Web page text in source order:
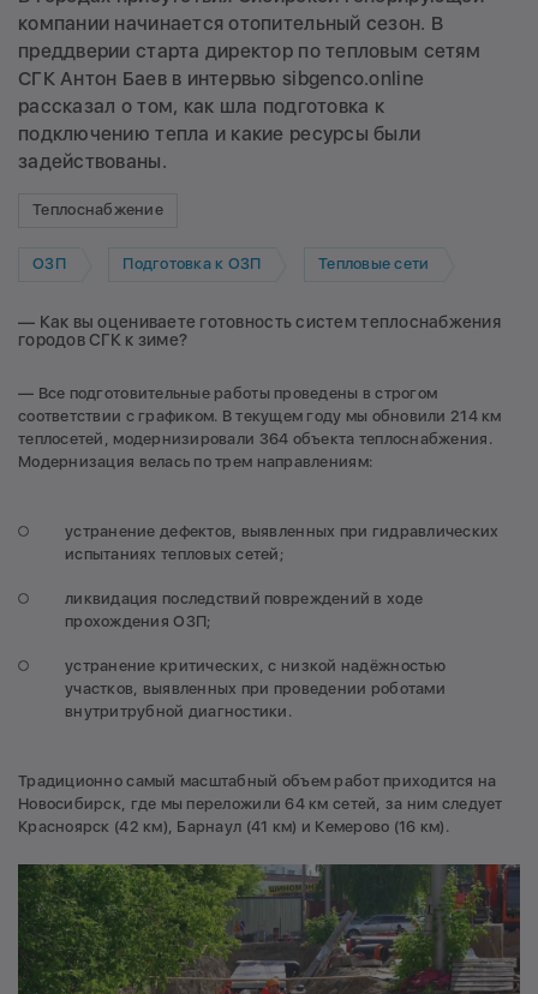
компании начинается отопительный сезон. В
преддверии старта директор по тепловым сетям
СГК Антон Баев в интервью sibgenco.online
рассказал о том, как шла подготовка к
подключению тепла и какие ресурсы были
задействованы.
Теплоснабжение
ОЗП Подготовка к ОЗП Тепловые сети
— Как вы оцениваете готовность систем теплоснабжения
городов СГК к зиме?
— Все подготовительные работы проведены в строгом
соответствии с графиком. В текущем году мы обновили 214 км
теплосетей, модернизировали 364 объекта теплоснабжения.
Модернизация велась по трем направлениям:
устранение дефектов, выявленных при гидравлических
испытаниях тепловых сетей;
ликвидация последствий повреждений в ходе
прохождения ОЗП;
устранение критических, с низкой надёжностью
участков, выявленных при проведении роботами
внутритрубной диагностики.
Традиционно самый масштабный объем работ приходится на
Новосибирск, где мы переложили 64 км сетей, за ним следует
Красноярск (42 км), Барнаул (41 км) и Кемерово (16 км).